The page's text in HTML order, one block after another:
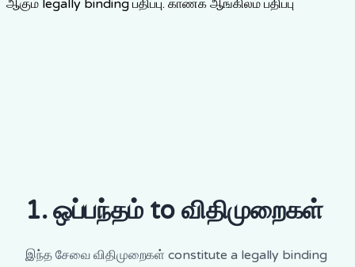
ஆகும் legally binding பதிப்பு. காண்க ஆங்கிலம் பதிப்பு
1. ஒப்பந்தம் to விதிமுறைகள்
இந்த சேவை விதிமுறைகள் constitute a legally binding